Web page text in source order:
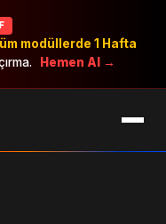
modüllerde 1 Hafta
Hemen Al →